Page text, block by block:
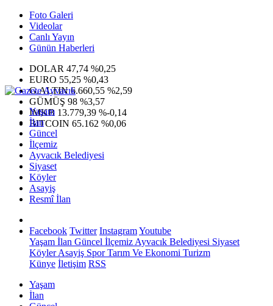
Foto Galeri
Videolar
Canlı Yayın
Günün Haberleri
DOLAR 47,74 %0,25
EURO 55,25 %0,43
G.ALTIN6.660,55 %2,59
GÜMÜŞ 98 %3,57
IMKB 13.779,39 %-0,14
BITCOIN 65.162 %0,06
Yaşam
İlan
Güncel
İlçemiz
Ayvacık Belediyesi
Siyaset
Köyler
Asayiş
Resmî İlan
Facebook Twitter InstagramYoutube
Yaşam İlan Güncel İlçemiz Ayvacık Belediyesi Siyaset
KöylerAsayiş SporTarım Ve Ekonomi Turizm
Künye İletişim RSS
Yaşam
İlan